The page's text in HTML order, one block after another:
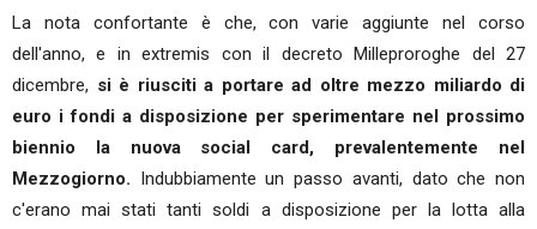
La nota confortante è che, con varie aggiunte nel corso
dell'anno, e in extremis con il decreto Milleproroghe del 27
dicembre, si è riusciti a portare ad oltre mezzo miliardo di
euro i fondi a disposizione per sperimentare nel prossimo
biennio la nuova social card, prevalentemente nel
Mezzogiorno. Indubbiamente un passo avanti, dato che non
c'erano mai stati tanti soldi a disposizione per la lotta alla